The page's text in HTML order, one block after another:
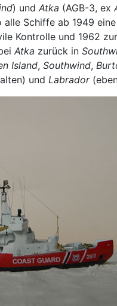
) und Atka (AGB-3, ex
Schiffe ab 1949
Kontrolle und 1962
Atka zurück in
Island, Southwind,
und Labrador